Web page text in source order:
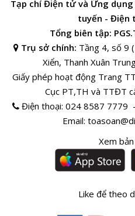
Tạp chí Điện tử và Ứng dụng
tuyến - Điện
Tổng biên tập:
Trụ sở chính: Tầng 4, số 9 (
Xiển, Thanh Xuân
Giấy phép hoạt động Trang
Cục PT,TH và TTĐT
Điện thoại:024 8587 7779 -
Email:
Xem
Like để theo